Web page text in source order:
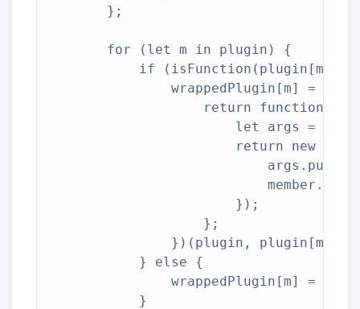
        };
        for (let m in plugin) {
if (isFunction(plugin[m]))
wrappedPlugin[m] =
return function ()
let args =
return new
                        });
                    };
                })(plugin, plugin[m]);
            } else {
wrappedPlugin[m] =
            }